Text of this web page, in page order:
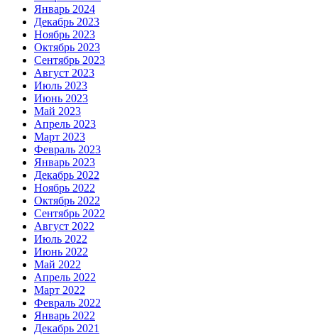
Январь 2024
Декабрь 2023
Ноябрь 2023
Октябрь 2023
Сентябрь 2023
Август 2023
Июль 2023
Июнь 2023
Май 2023
Апрель 2023
Март 2023
Февраль 2023
Январь 2023
Декабрь 2022
Ноябрь 2022
Октябрь 2022
Сентябрь 2022
Август 2022
Июль 2022
Июнь 2022
Май 2022
Апрель 2022
Март 2022
Февраль 2022
Январь 2022
Декабрь 2021